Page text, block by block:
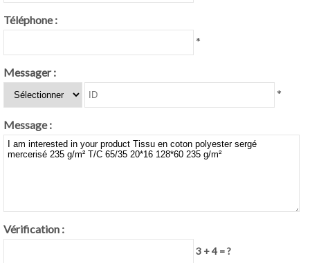
Téléphone :
*
Messager :
*
Message :
Vérification :
3 + 4 = ?